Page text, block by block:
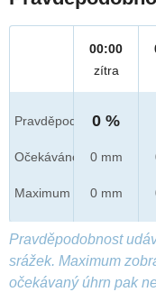
Pravděpod.
Očekáváno
Maximum
00:00
zítra
0 %
0 mm
0 mm
Pravděpodobnost
srážek. Maximum
očekávaný úhrn pak